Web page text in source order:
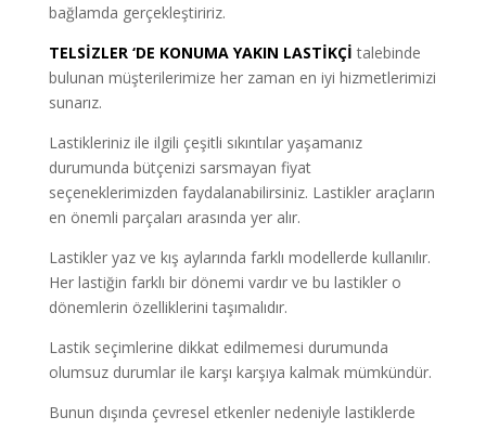
bağlamda gerçekleştiririz.
TELSİZLER ‘DE KONUMA YAKIN LASTİKÇİ talebinde
bulunan müşterilerimize her zaman en iyi hizmetlerimizi
sunarız.
Lastikleriniz ile ilgili çeşitli sıkıntılar yaşamanız
durumunda bütçenizi sarsmayan fiyat
seçeneklerimizden faydalanabilirsiniz. Lastikler araçların
en önemli parçaları arasında yer alır.
Lastikler yaz ve kış aylarında farklı modellerde kullanılır.
Her lastiğin farklı bir dönemi vardır ve bu lastikler o
dönemlerin özelliklerini taşımalıdır.
Lastik seçimlerine dikkat edilmemesi durumunda
olumsuz durumlar ile karşı karşıya kalmak mümkündür.
Bunun dışında çevresel etkenler nedeniyle lastiklerde